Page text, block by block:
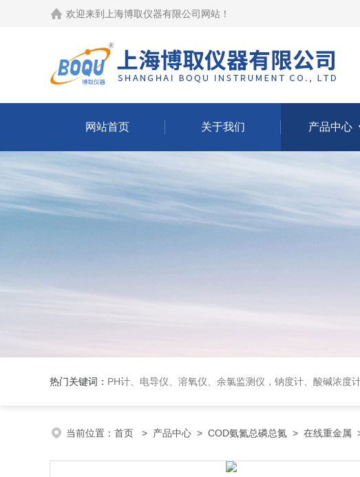
欢迎来到 上海博取仪器有限公司网站 ！
网站首页 关于我们 产品中心
热门关键词： PH计、电导仪、溶氧仪、余氯监测仪，钠度计、酸碱浓度计、浊度计，氟离子
当前位置： 首页 > 产品中心 > COD氨氮总磷总氮 > 在线重金属